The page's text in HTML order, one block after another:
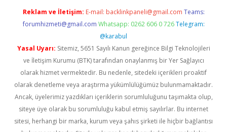
Reklam ve İletişim: E-mail: backlinkpaneli@gmail.com Teams:
forumhizmeti@gmail.com Whatsapp: 0262 606 0 726 Telegram:
@karabul
Yasal Uyarı: Sitemiz, 5651 Sayılı Kanun gereğince Bilgi Teknolojileri
ve İletişim Kurumu (BTK) tarafından onaylanmış bir Yer Sağlayıcı
olarak hizmet vermektedir. Bu nedenle, sitedeki içerikleri proaktif
olarak denetleme veya araştırma yükümlülüğümüz bulunmamaktadır.
Ancak, üyelerimiz yazdıkları içeriklerin sorumluluğunu taşımakta olup,
siteye üye olarak bu sorumluluğu kabul etmiş sayılırlar. Bu internet
sitesi, herhangi bir marka, kurum veya şahıs şirketi ile hiçbir bağlantısı